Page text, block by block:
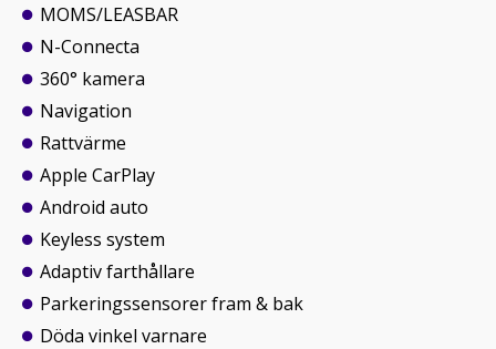
MOMS/LEASBAR
N-Connecta
360° kamera
Navigation
Rattvärme
Apple CarPlay
Android auto
Keyless system
Adaptiv farthållare
Parkeringssensorer fram & bak
Döda vinkel varnare